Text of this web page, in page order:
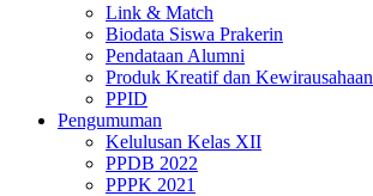
Link & Match
Biodata Siswa Prakerin
Pendataan Alumni
Produk Kreatif dan Kewirausahaan
PPID
Pengumuman
Kelulusan Kelas XII
PPDB 2022
PPPK 2021